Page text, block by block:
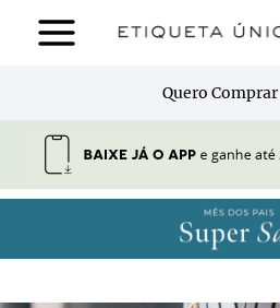
para
Quero Comprar